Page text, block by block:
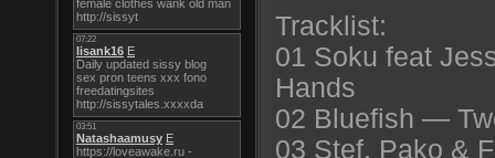
Tracklist:
01 Soku feat
Hands
02 Bluefish —
03 Stef, Pako &